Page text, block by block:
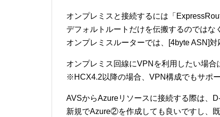
オンプレミスと接続するには「
デフォルトルートだけを伝搬するのでは
オンプレミスルーターでは、[4byte ASN]
オンプレミス回線にVPNを利用したい場
※HCX4.2以降の場合、VPN構成でもサポ
AVSからAzureリソースに接続する際は、
新規でAzure②を作成しても良いですし、